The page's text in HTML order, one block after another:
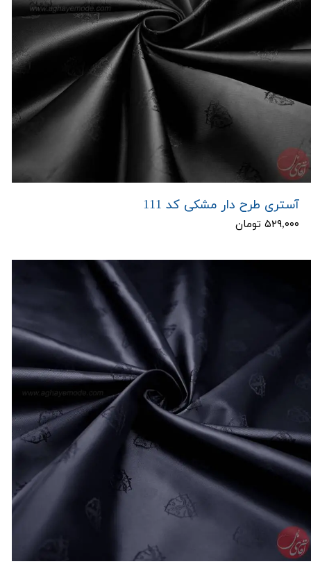
آستری طرح دار مشکی کد 111
۵۲۹,۰۰۰ تومان